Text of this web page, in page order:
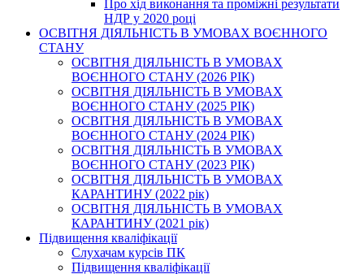
Про хід виконання та проміжні результати
НДР у 2020 році
ОСВІТНЯ ДІЯЛЬНІСТЬ В УМОВАХ ВОЄННОГО
СТАНУ
ОСВІТНЯ ДІЯЛЬНІСТЬ В УМОВАХ
ВОЄННОГО СТАНУ (2026 РІК)
ОСВІТНЯ ДІЯЛЬНІСТЬ В УМОВАХ
ВОЄННОГО СТАНУ (2025 РІК)
ОСВІТНЯ ДІЯЛЬНІСТЬ В УМОВАХ
ВОЄННОГО СТАНУ (2024 РІК)
ОСВІТНЯ ДІЯЛЬНІСТЬ В УМОВАХ
ВОЄННОГО СТАНУ (2023 РІК)
ОСВІТНЯ ДІЯЛЬНІСТЬ В УМОВАХ
КАРАНТИНУ (2022 рік)
ОСВІТНЯ ДІЯЛЬНІСТЬ В УМОВАХ
КАРАНТИНУ (2021 рік)
Підвищення кваліфікації
Слухачам курсів ПК
Підвищення кваліфікації